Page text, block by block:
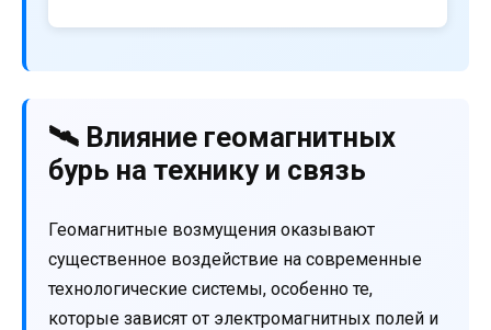
🛰️ Влияние геомагнитных
бурь на технику и связь
Геомагнитные возмущения оказывают
существенное воздействие на современные
технологические системы, особенно те,
которые зависят от электромагнитных полей и